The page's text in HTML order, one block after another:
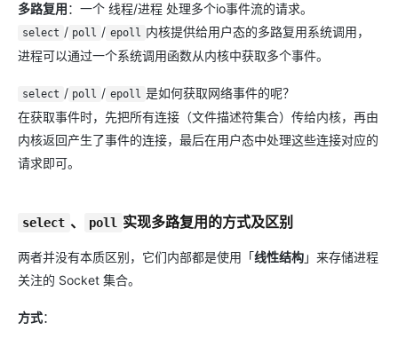
多路复用：一个 线程/进程 处理多个io事件流的请求。
select / poll / epoll 内核提供给用户态的多路复用系统调用，
进程可以通过一个系统调用函数从内核中获取多个事件。
select / poll / epoll 是如何获取网络事件的呢？
在获取事件时，先把所有连接（文件描述符集合）传给内核，再由
内核返回产生了事件的连接，最后在用户态中处理这些连接对应的
请求即可。
select 、 poll 实现多路复用的方式及区别
两者并没有本质区别，它们内部都是使用「线性结构」来存储进程
关注的 Socket 集合。
方式：